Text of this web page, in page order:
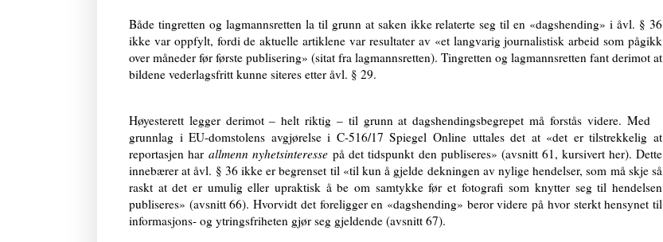
Både tingretten og lagmannsretten la til grunn at saken ikke relaterte seg til en «dagshending» i åvl. § 36
ikke var oppfylt, fordi de aktuelle artiklene var resultater av «et langvarig journalistisk arbeid som pågikk
over måneder før første publisering» (sitat fra lagmannsretten). Tingretten og lagmannsretten fant derimot at
bildene vederlagsfritt kunne siteres etter åvl. § 29.
Høyesterett legger derimot – helt riktig – til grunn at dagshendingsbegrepet må forstås videre. Med
grunnlag i EU-domstolens avgjørelse i C-516/17 Spiegel Online uttales det at «det er tilstrekkelig at
reportasjen harallmenn nyhetsinteresse på det tidspunkt den publiseres» (avsnitt 61, kursivert her). Dette
innebærer at åvl. § 36 ikke er begrenset til «til kun å gjelde dekningen av nylige hendelser, som må skje så
raskt at det er umulig eller upraktisk å be om samtykke før et fotografi som knytter seg til hendelsen
publiseres» (avsnitt 66). Hvorvidt det foreligger en «dagshending» beror videre på hvor sterkt hensynet til
informasjons- og ytringsfriheten gjør seg gjeldende (avsnitt 67).